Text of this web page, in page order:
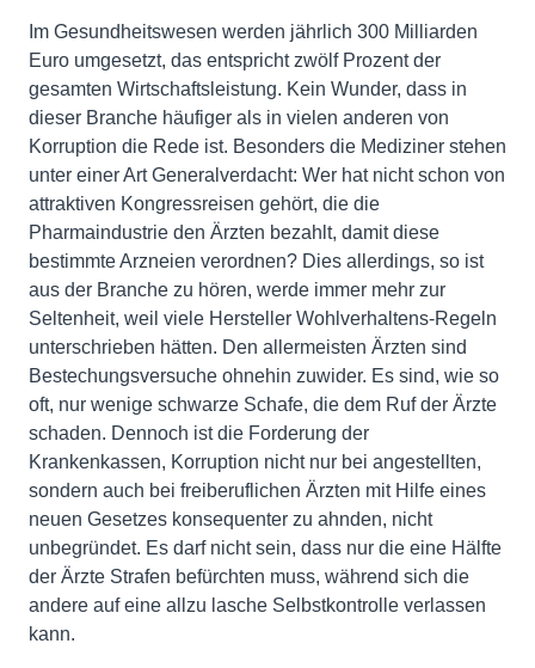
Im Gesundheitswesen werden jährlich 300 Milliarden
Euro umgesetzt, das entspricht zwölf Prozent der
gesamten Wirtschaftsleistung. Kein Wunder, dass in
dieser Branche häufiger als in vielen anderen von
Korruption die Rede ist. Besonders die Mediziner stehen
unter einer Art Generalverdacht: Wer hat nicht schon von
attraktiven Kongressreisen gehört, die die
Pharmaindustrie den Ärzten bezahlt, damit diese
bestimmte Arzneien verordnen? Dies allerdings, so ist
aus der Branche zu hören, werde immer mehr zur
Seltenheit, weil viele Hersteller Wohlverhaltens-Regeln
unterschrieben hätten. Den allermeisten Ärzten sind
Bestechungsversuche ohnehin zuwider. Es sind, wie so
oft, nur wenige schwarze Schafe, die dem Ruf der Ärzte
schaden. Dennoch ist die Forderung der
Krankenkassen, Korruption nicht nur bei angestellten,
sondern auch bei freiberuflichen Ärzten mit Hilfe eines
neuen Gesetzes konsequenter zu ahnden, nicht
unbegründet. Es darf nicht sein, dass nur die eine Hälfte
der Ärzte Strafen befürchten muss, während sich die
andere auf eine allzu lasche Selbstkontrolle verlassen
kann.